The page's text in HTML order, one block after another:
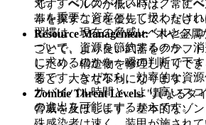
です。ヘルスが低い時は、常に
帯を探すことを優先してくださ
Resource Management:"木や金属
ことで、より良い武器をクラフ
したり、構造物を修理したりで
ると、大きな不利になります。"
Zombie Threat Levels:"異なるタ
脅威を及ぼします。基本的なゾ
ムを重要な資産として扱わなけ
習慣は、現在の脅威レベルとス
づいて、資源を節約するのか、
に求めるのかを一瞬の判断で下
要です。なぜなら、効率的な資
サバイバル時間と、より高いス
の進出を可能にするからです。